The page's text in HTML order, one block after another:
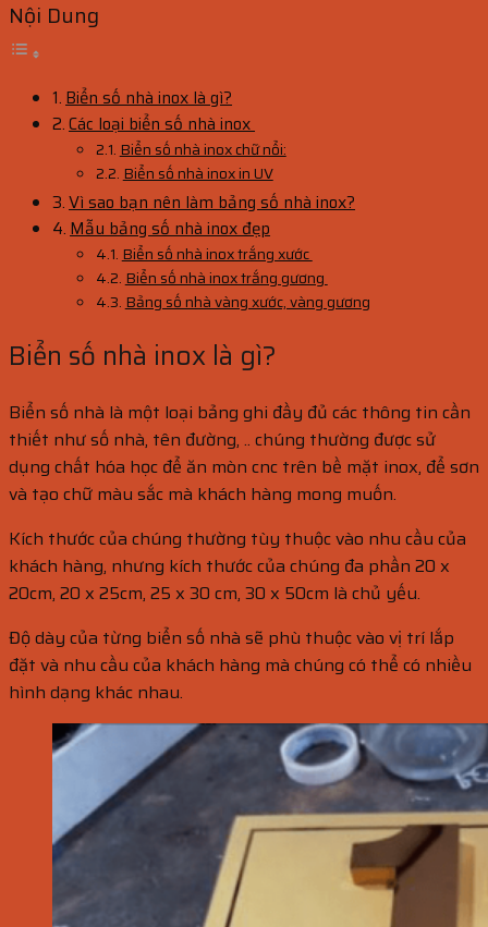
Nội Dung
Biển số nhà inox là gì?
Các loại biển số nhà inox
Biển số nhà inox chữ nổi:
Biển số nhà inox in UV
Vì sao bạn nên làm bảng số nhà inox?
Mẫu bảng số nhà inox đẹp
Biển số nhà inox trắng xước
Biển số nhà inox trắng gương
Bảng số nhà vàng xước, vàng gương
Biển số nhà inox là gì?
Biển số nhà là một loại bảng ghi đầy đủ các thông tin cần
thiết như số nhà, tên đường, .. chúng thường được sử
dụng chất hóa học để ăn mòn cnc trên bề mặt inox, để sơn
và tạo chữ màu sắc mà khách hàng mong muốn.
Kích thước của chúng thường tùy thuộc vào nhu cầu của
khách hàng, nhưng kích thước của chúng đa phần 20 x
20cm, 20 x 25cm, 25 x 30 cm, 30 x 50cm là chủ yếu.
Độ dày của từng biển số nhà sẽ phù thuộc vào vị trí lắp
đặt và nhu cầu của khách hàng mà chúng có thể có nhiều
hình dạng khác nhau.